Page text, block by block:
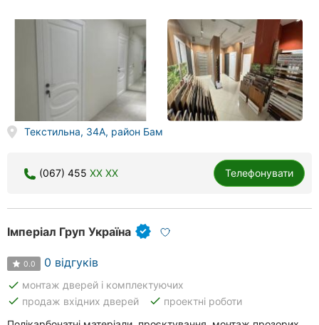
Текстильна, 34А, район Бам
(067) 455 XX XX Телефонувати
Імперіал Груп Україна
0.0 0 відгуків
done монтаж дверей і комплектуючих
done продаж вхідних дверей done проектні роботи